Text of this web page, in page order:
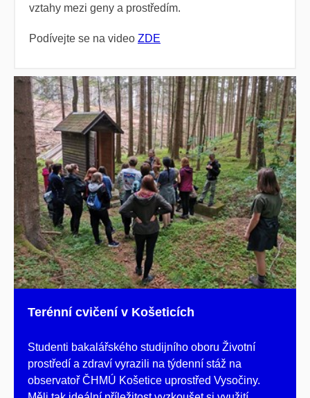
vztahy mezi geny a prostředím.
Podívejte se na video ZDE
Terénní cvičení v Košeticích
Studenti bakalářského studijního oboru Životní
prostředí a zdraví vyrazili na týdenní stáž na
observatoř ČHMÚ Košetice uprostřed Vysočiny.